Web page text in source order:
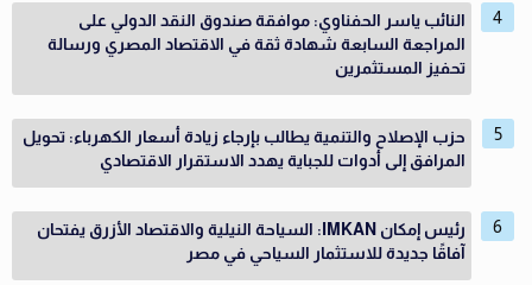
النائب ياسر الحفناوي: موافقة صندوق النقد الدولي على
المراجعة السابعة شهادة ثقة في الاقتصاد المصري ورسالة
تحفيز المستثمرين
حزب الإصلاح والتنمية يطالب بإرجاء زيادة أسعار الكهرباء: تحويل
المرافق إلى أدوات للجباية يهدد الاستقرار الاقتصادي
رئيس إمكان IMKAN: السياحة النيلية والاقتصاد الأزرق يفتحان
آفاقًا جديدة للاستثمار السياحي في مصر